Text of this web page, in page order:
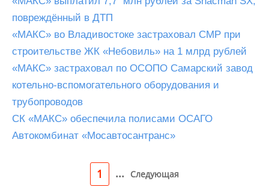
повреждённый в ДТП
«МАКС» во Владивостоке застраховал СМР при
строительстве ЖК «Небовиль» на 1 млрд рублей
«МАКС» застраховал по ОСОПО Самарский завод
котельно-вспомогательного оборудования и
трубопроводов
СК «МАКС» обеспечила полисами ОСАГО
Автокомбинат «Мосавтосантранс»
1 ... Следующая